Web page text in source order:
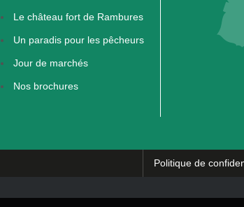
Le château fort de Rambures
Un paradis pour les pêcheurs
Jour de marchés
Nos brochures
Politique de